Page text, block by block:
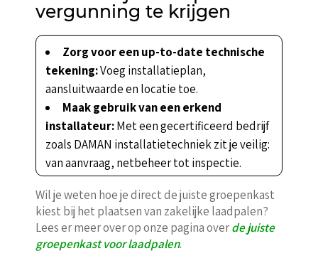
vergunning te krijgen
Zorg voor een up-to-date technische
tekening:Voeg installatieplan,
aansluitwaarde en locatie toe.
Maak gebruik van een erkend
installateur:Met een gecertificeerd bedrijf
zoals DAMAN installatietechniek zit je veilig:
van aanvraag, netbeheer tot inspectie.
Wil je weten hoe je direct de juiste groepenkast
kiest bij het plaatsen van zakelijke laadpalen?
Lees er meer over op onze pagina overde juiste
groepenkast voor laadpalen.